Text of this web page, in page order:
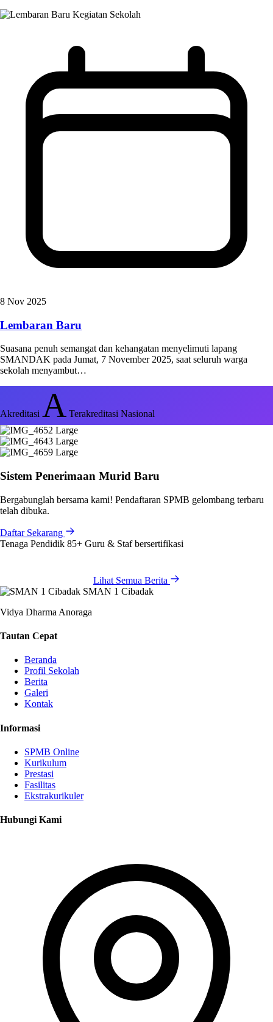
Kegiatan Sekolah
8 Nov 2025
Lembaran Baru
Suasana penuh semangat dan kehangatan menyelimuti lapang
SMANDAK pada Jumat, 7 November 2025, saat seluruh warga
sekolah menyambut…
Akreditasi A Terakreditasi Nasional
Sistem Penerimaan Murid Baru
Bergabunglah bersama kami! Pendaftaran SPMB gelombang terbaru
telah dibuka.
Daftar Sekarang
Tenaga Pendidik 85+ Guru & Staf bersertifikasi
Lihat Semua Berita
SMAN 1 Cibadak
Vidya Dharma Anoraga
Tautan Cepat
Beranda
Profil Sekolah
Berita
Galeri
Kontak
Informasi
SPMB Online
Kurikulum
Prestasi
Fasilitas
Ekstrakurikuler
Hubungi Kami